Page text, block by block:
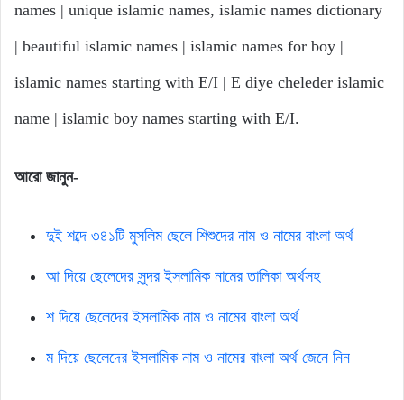
names | unique islamic names, islamic names dictionary
| beautiful islamic names | islamic names for boy |
islamic names starting with E/I | E diye cheleder islamic
name | islamic boy names starting with E/I.
আরোজানুন-
দুই শব্দে ৩৪১টি মুসলিম ছেলে শিশুদের নাম ও নামের বাংলা অর্থ
আ দিয়ে ছেলেদের সুন্দর ইসলামিক নামের তালিকা অর্থসহ
শ দিয়ে ছেলেদের ইসলামিক নাম ও নামের বাংলা অর্থ
ম দিয়ে ছেলেদের ইসলামিক নাম ও নামের বাংলা অর্থ জেনে নিন